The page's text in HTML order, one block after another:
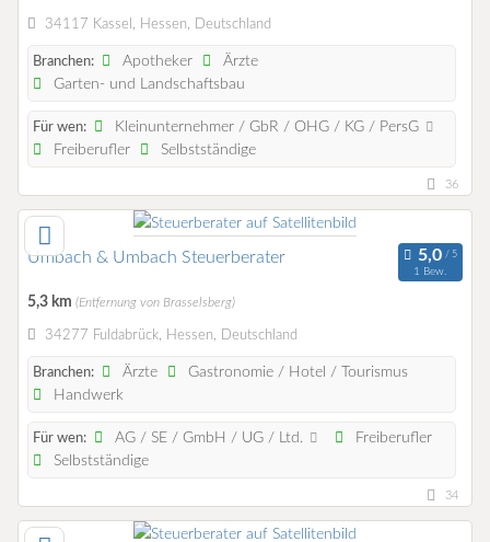
34117 Kassel, Hessen, Deutschland
Branchen: Apotheker
Ärzte
Garten- und Landschaftsbau
Für wen:
Kleinunternehmer / GbR / OHG / KG / PersG
Freiberufler
Selbstständige
36
Umbach & Umbach Steuerberater
1 Bew.
5,3 km (Entfernung von Brasselsberg)
34277 Fuldabrück, Hessen, Deutschland
Branchen: Ärzte
Gastronomie / Hotel / Tourismus
Handwerk
Für wen: AG / SE / GmbH / UG / Ltd.
Freiberufler
Selbstständige
34